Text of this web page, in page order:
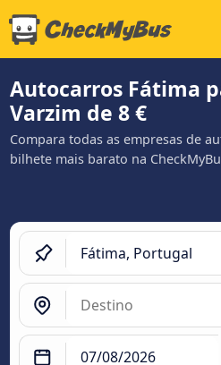
Autocarros Fátima
Varzim de 8 €
Compara todas as empresas de
bilhete mais barato na